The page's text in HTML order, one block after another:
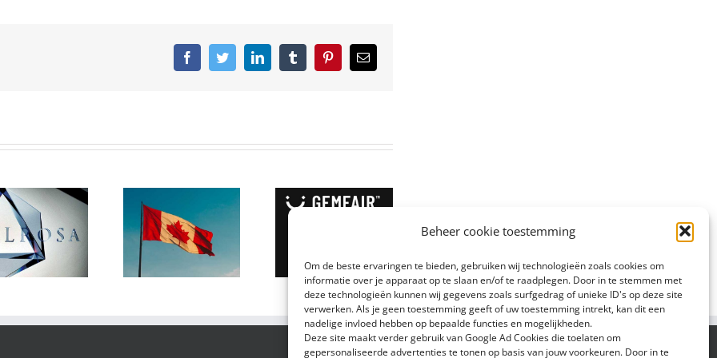
Beheer cookie toestemming
Om de beste ervaringen te bieden, gebruiken wij technologieën zoals cookies om
informatie over je apparaat op te slaan en/of te raadplegen. Door in te stemmen met
deze technologieën kunnen wij gegevens zoals surfgedrag of unieke ID's op deze site
verwerken. Als je geen toestemming geeft of uw toestemming intrekt, kan dit een
nadelige invloed hebben op bepaalde functies en mogelijkheden.
Deze site maakt verder gebruik van Google Ad Cookies die toelaten om
gepersonaliseerde advertenties te tonen op basis van jouw voorkeuren. Door in te
FacebookTwitterLinkedInTumblrPinterest
E-
produceert
een
hoeveelheid
van het
GemFair:
heeft De
Beers de fair
trade
diamant